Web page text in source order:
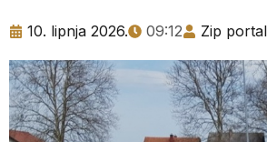
10. lipnja 2026. 09:12 Zip portal